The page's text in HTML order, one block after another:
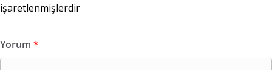
işaretlenmişlerdir
Yorum *